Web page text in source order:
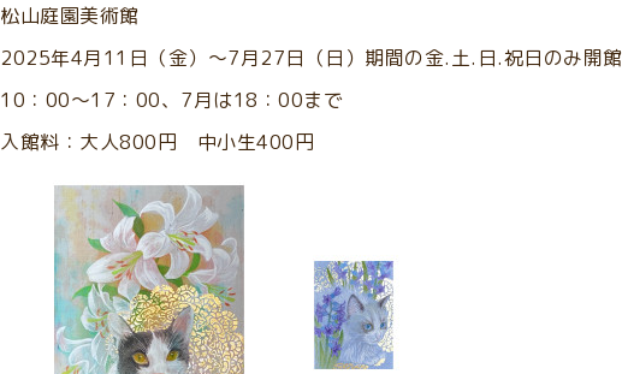
松山庭園美術館
2025年4月11日（金）～7月27日（日）期間の金.土.日.祝日のみ開館
10：00～17：00、7月は18：00まで
入館料：大人800円 中小生400円